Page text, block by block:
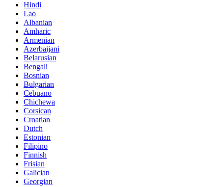
Hindi
Lao
Albanian
Amharic
Armenian
Azerbaijani
Belarusian
Bengali
Bosnian
Bulgarian
Cebuano
Chichewa
Corsican
Croatian
Dutch
Estonian
Filipino
Finnish
Frisian
Galician
Georgian